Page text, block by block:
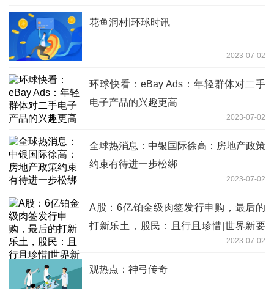
花鱼洞村|环球时讯
2023-07-02
环球快看：eBay Ads：年轻群体对二手
电子产品的兴趣更高
2023-07-02
全球热消息：中银国际徐高：房地产政策
约束有待进一步松绑
2023-07-02
A股：6亿铂金级肉签发行申购，最后的
打新乐土，股民：且行且珍惜|世界新要
2023-07-02
观热点：神弓传奇